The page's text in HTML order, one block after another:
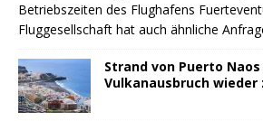
Betriebszeiten des Flughafens
Fluggesellschaft hat auch ähnliche
Strand von Puerto
Vulkanausbruch